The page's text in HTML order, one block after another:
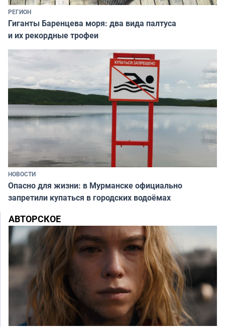
РЕГИОН
Гиганты Баренцева моря: два вида палтуса
и их рекордные трофеи
НОВОСТИ
Опасно для жизни: в Мурманске официально
запретили купаться в городских водоёмах
АВТОРСКОЕ